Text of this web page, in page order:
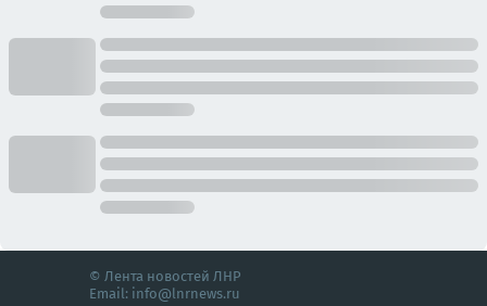
© Лента новостей ЛНР
Email: info@lnrnews.ru